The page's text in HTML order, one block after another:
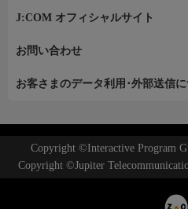
J:COM オフィシャルサイト
お問い合わせ
お客さまのデータ利用･外部送信
Copyright ©Interactive Program
Copyright ©Jupiter